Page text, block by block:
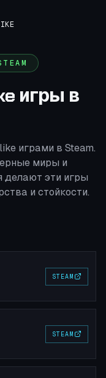
игры в
играми в Steam.
миры и
делают эти игры
и стойкости.
STEAM
STEAM